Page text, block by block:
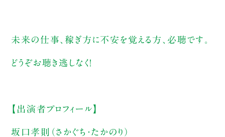
未来の仕事、稼ぎ方に不安を覚える方、必聴です。
どうぞお聴き逃しなく！
【出演者プロフィール】
坂口孝則（さかぐち・たかのり）